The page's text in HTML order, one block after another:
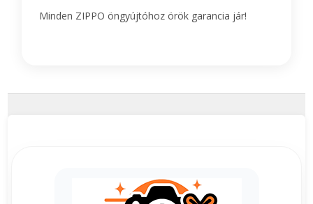
Minden ZIPPO öngyújtóhoz örök garancia jár!